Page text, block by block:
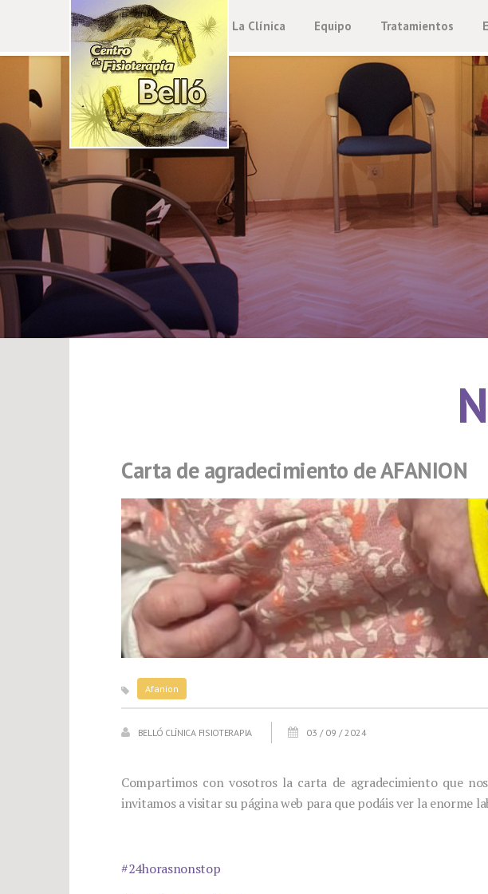
La Clínica Equipo Tratamientos
Carta de agradecimiento de AFANION
Afanion
BELLÓ CLÍNICA FISIOTERAPIA 03 / 09 / 2024
Compartimos con vosotros la carta de agradecimiento que
invitamos a visitar su página web para que podáis ver la enorme
#24horasnonstop